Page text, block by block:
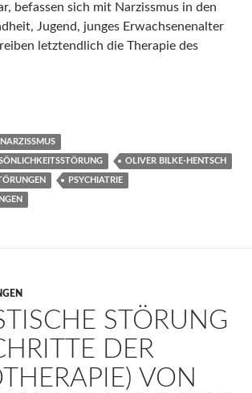
befassen sich mit Narzissmus in den
Jugend, junges Erwachsenenalter
letztendlich die Therapie des
– Formen – Interventionen von
NARZISSMUS
OLIVER BILKE-HENTSCH
PSYCHIATRIE
STÖRUNG
DER
VON